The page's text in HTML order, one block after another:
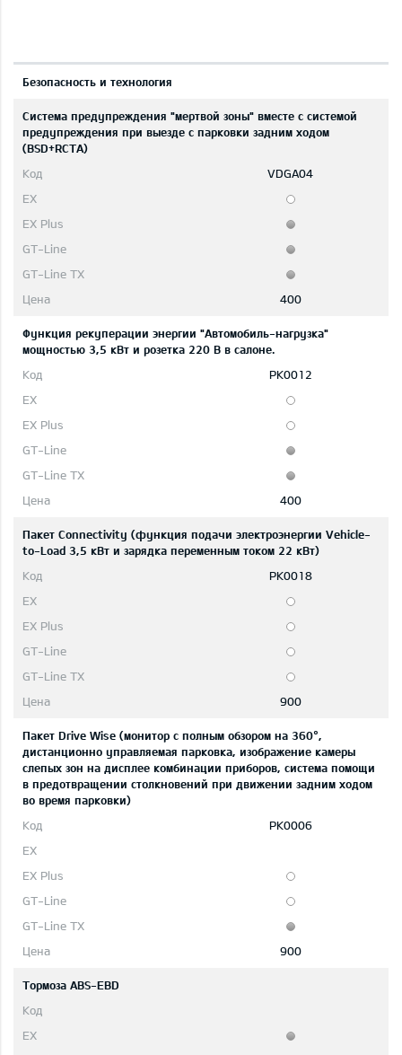
Безопасность и технология
Система предупреждения "мертвой зоны" вместе с системой
предупреждения при выезде с парковки задним ходом
(BSD+RCTA)
VDGA04
400
Функция рекуперации энергии "Автомобиль-нагрузка"
мощностью 3,5 кВт и розетка 220 В в салоне.
PK0012
400
Пакет Connectivity (функция подачи электроэнергии Vehicle-
to-Load 3,5 кВт и зарядка переменным током 22 кВт)
PK0018
900
Пакет Drive Wise (монитор с полным обзором на 360°,
дистанционно управляемая парковка, изображение камеры
слепых зон на дисплее комбинации приборов, система помощи
в предотвращении столкновений при движении задним ходом
во время парковки)
PK0006
900
Тормоза ABS-EBD